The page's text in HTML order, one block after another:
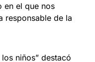
en el que nos
responsable de la
niños” destacó